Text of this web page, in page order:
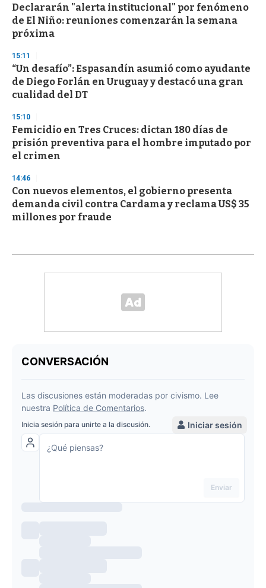
Declararán "alerta institucional" por fenómeno
de El Niño: reuniones comenzarán la semana
próxima
15:11
“Un desafío”: Espasandín asumió como ayudante
de Diego Forlán en Uruguay y destacó una gran
cualidad del DT
15:10
Femicidio en Tres Cruces: dictan 180 días de
prisión preventiva para el hombre imputado por
el crimen
14:46
Con nuevos elementos, el gobierno presenta
demanda civil contra Cardama y reclama US$ 35
millones por fraude